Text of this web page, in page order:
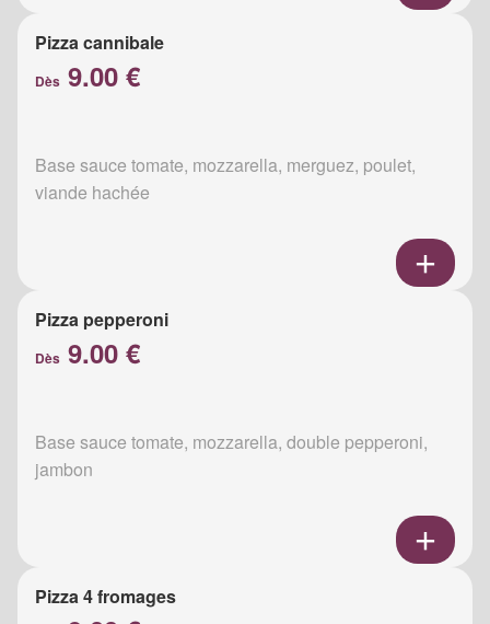
Pizza cannibale
Dès 9.00 €
Base sauce tomate, mozzarella, merguez, poulet,
viande hachée
Pizza pepperoni
Dès 9.00 €
Base sauce tomate, mozzarella, double pepperoni,
jambon
Pizza 4 fromages